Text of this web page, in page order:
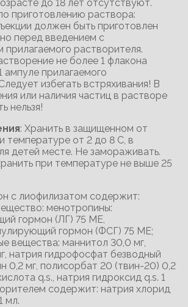
до 18 лет отсутствуют.
приготовлению раствора:
должен быть приготовлен
перед введением с
прилагаемого растворителя.
не более 1 флакона
ампуле прилагаемого
избегать встряхивания! В
или наличия частиц в растворе
нельзя!
: Хранить в защищенном от
температуре от 2 до 8 С, в
детей месте. Не замораживать.
при температуре не выше 25
с лиофилизатом содержит:
менотропины:
гормон (ЛГ) 75 ME,
гормон (ФСГ) 75 ME;
вещества: маннитол 30,0 мг,
натрия гидрофосфат безводный
0,2 мг, полисорбат 20 (твин-20) 0,2
q.s., натрия гидроксид q.s. 1
содержит: натрия хлорид
мл.